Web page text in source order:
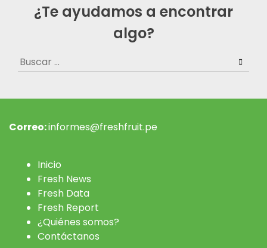
¿Te ayudamos a encontrar
algo?
Buscar:
Correo:informes@freshfruit.pe
Inicio
Fresh News
Fresh Data
Fresh Report
¿Quiénes somos?
Contáctanos